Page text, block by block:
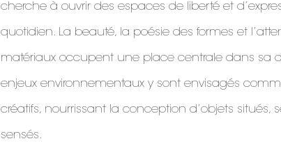
cherche à ouvrir des espaces de liberté et
quotidien. La beauté, la poésie des formes et
matériaux occupent une place centrale dans sa
enjeux environnementaux y sont envisagés
créatifs, nourrissant la conception d’objets situés,
sensés.